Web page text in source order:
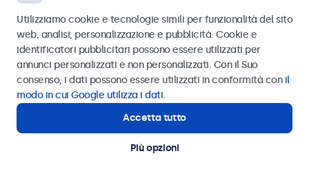
Italiano
© 2026 Beetronics
Inviare
Oppure chiamaci al
Contatta i nostri esperti
Utilizziamo cookie e tecnologie simili per funzionalità del sito
web, analisi, personalizzazione e pubblicità. Cookie e
identificatori pubblicitari possono essere utilizzati per
annunci personalizzati e non personalizzati. Con il Suo
consenso, i dati possono essere utilizzati in conformità con il
modo in cui Google utilizza i dati.
Accetta tutto
Più opzioni